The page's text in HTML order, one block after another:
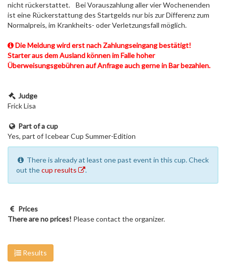
nicht rückerstattet. Bei Vorauszahlung aller vier Wochenenden
ist eine Rückerstattung des Startgelds nur bis zur Differenz zum
Normalpreis, im Krankheits- oder Verletzungsfall möglich.
Die Meldung wird erst nach Zahlungseingang bestätigt!
Starter aus dem Ausland können im Falle hoher
Überweisungsgebühren auf Anfrage auch gerne in Bar bezahlen.
Judge
Frick Lisa
Part of a cup
Yes, part of Icebear Cup Summer-Edition
There is already at least one past event in this cup. Check
out thecup results .
Prices
There are no prices! Please contact the organizer.
Results